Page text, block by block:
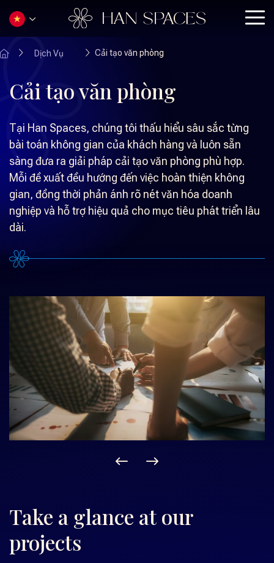
Dịch Vụ Cải tạo văn phòng
Cải tạo văn phòng
Tại Han Spaces, chúng tôi thấu hiểu sâu sắc từng
bài toán không gian của khách hàng và luôn sẵn
sàng đưa ra giải pháp cải tạo văn phòng phù hợp.
Mỗi đề xuất đều hướng đến việc hoàn thiện không
gian, đồng thời phản ánh rõ nét văn hóa doanh
nghiệp và hỗ trợ hiệu quả cho mục tiêu phát triển lâu
dài.
Take a glance at our
projects